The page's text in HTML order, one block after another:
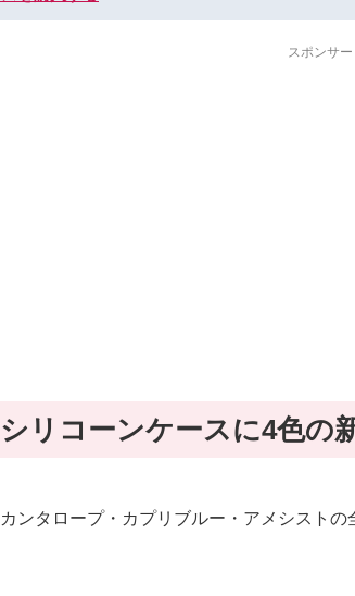
スポンサー
リコーンケースに4色の
ンタロープ・カプリブルー・アメシスト